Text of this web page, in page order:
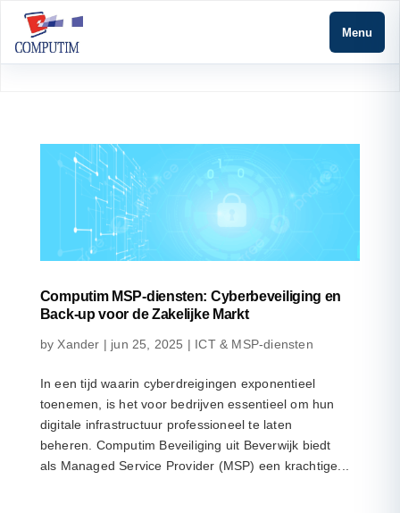
Menu
Computim MSP-diensten: Cyberbeveiliging en
Back-up voor de Zakelijke Markt
by Xander | jun 25, 2025 | ICT & MSP-diensten
In een tijd waarin cyberdreigingen exponentieel
toenemen, is het voor bedrijven essentieel om hun
digitale infrastructuur professioneel te laten
beheren. Computim Beveiliging uit Beverwijk biedt
als Managed Service Provider (MSP) een krachtige...